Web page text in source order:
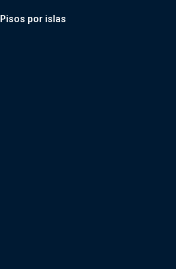
Pisos por islas